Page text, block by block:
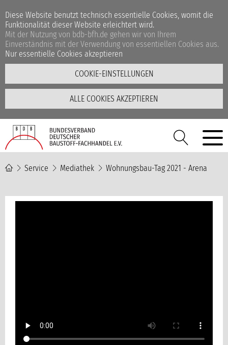
Diese Website benutzt technisch essentielle Cookies, womit die
Funktionalität dieser Website erleichtert wird.
Mit der Nutzung von bdb-bfh.de gehen wir von Ihrem
Einverständnis mit der Verwendung von essentiellen Cookies aus.
Nur essentielle Cookies akzeptieren
COOKIE-EINSTELLUNGEN
ALLE COOKIES AKZEPTIEREN
Service Mediathek Wohnungsbau-Tag 2021 - Arena
Arena